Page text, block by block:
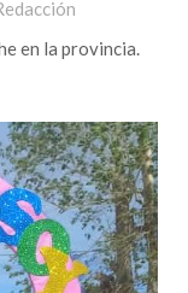
en la provincia.